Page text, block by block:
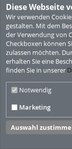
Diese Webseite
Wir verwenden
gestalten. Mit dem
der Verwendung von
Checkboxen können
zulassen möchten.
erhalten Sie eine
finden Sie in unserer
Notwendig
Marketing
Auswahl
Related Media
© ViMP GmbH 2010-
Video CMS powered by